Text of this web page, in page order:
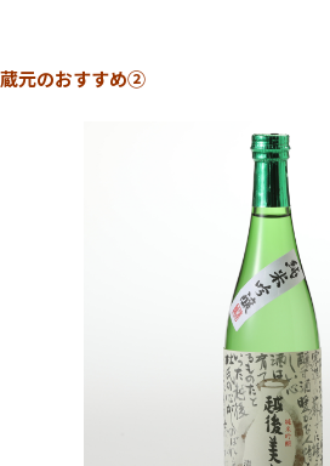
蔵元のおすすめ②